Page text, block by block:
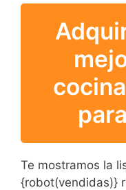
Te mostramos la
{robot(vendidas)}